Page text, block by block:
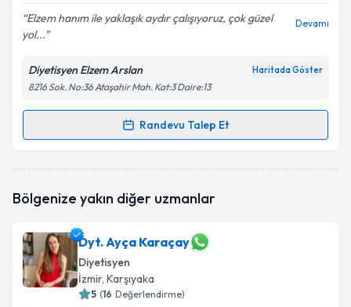
Elzem hanım ile yaklaşık aydır çalışıyoruz, çok güzel
yol...
Devamı
Diyetisyen Elzem Arslan Haritada Göster
8216 Sok. No:36 Ataşahir Mah. Kat:3 Daire:13
Randevu Talep Et
Randevu Takvimi Talebi
oluşturun. Size bu uzmandan randevu almanız için bir
E-posta Adresiniz
Bölgenize yakın diğer uzmanlar
Dyt. Ayça Karaçay
Diyetisyen
İzmir, Karşıyaka
5 (16 Değerlendirme)